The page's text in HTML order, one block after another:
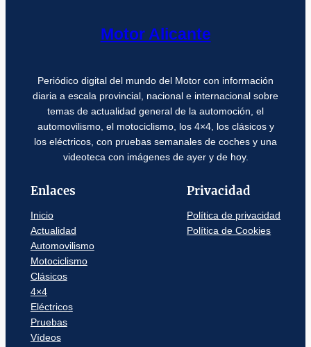
Motor Alicante
Periódico digital del mundo del Motor con información
diaria a escala provincial, nacional e internacional sobre
temas de actualidad general de la automoción, el
automovilismo, el motociclismo, los 4×4, los clásicos y
los eléctricos, con pruebas semanales de coches y una
videoteca con imágenes de ayer y de hoy.
Enlaces
Inicio
Actualidad
Automovilismo
Motociclismo
Clásicos
4×4
Eléctricos
Pruebas
Vídeos
Privacidad
Política de privacidad
Política de Cookies